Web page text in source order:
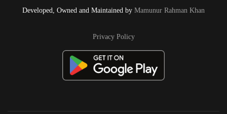
Developed, Owned and Maintained by Mamunur Rahman Khan
Privacy Policy